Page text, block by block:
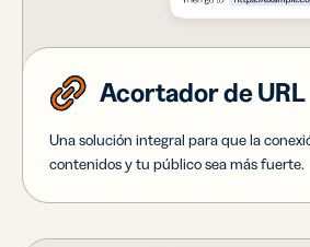
Acortador de URL
Una solución integral para que la
contenidos y tu público sea más fuerte.